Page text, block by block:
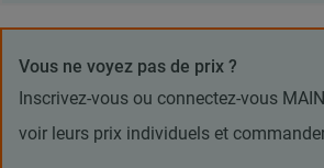
Vous ne voyez pas de prix ?
Inscrivez-vous ou connectez-vous
voir leurs prix individuels et